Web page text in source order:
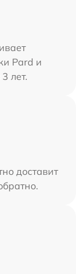
Pard и
лет.
доставит